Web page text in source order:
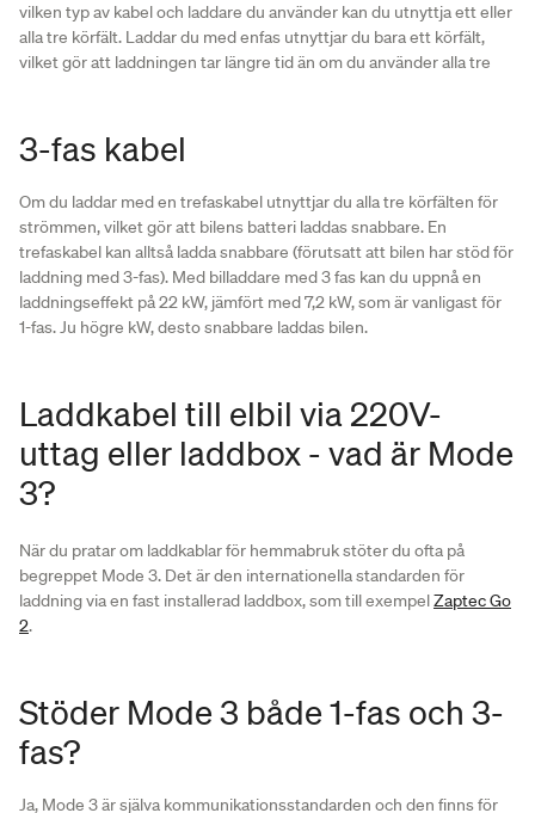
vilken typ av kabel och laddare du använder kan du utnyttja ett eller
alla tre körfält. Laddar du med enfas utnyttjar du bara ett körfält,
vilket gör att laddningen tar längre tid än om du använder alla tre
3-fas kabel
Om du laddar med en trefaskabel utnyttjar du alla tre körfälten för
strömmen, vilket gör att bilens batteri laddas snabbare. En
trefaskabel kan alltså ladda snabbare (förutsatt att bilen har stöd för
laddning med 3-fas). Med billaddare med 3 fas kan du uppnå en
laddningseffekt på 22 kW, jämfört med 7,2 kW, som är vanligast för
1-fas. Ju högre kW, desto snabbare laddas bilen.
Laddkabel till elbil via 220V-
uttag eller laddbox - vad är Mode
3?
När du pratar om laddkablar för hemmabruk stöter du ofta på
begreppet Mode 3. Det är den internationella standarden för
laddning via en fast installerad laddbox, som till exempelZaptec Go
2.
Stöder Mode 3 både 1-fas och 3-
fas?
Ja, Mode 3 är själva kommunikationsstandarden och den finns för